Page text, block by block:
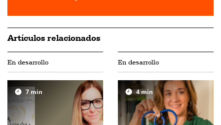
Artículos relacionados
En desarrollo
7min
En desarrollo
4min